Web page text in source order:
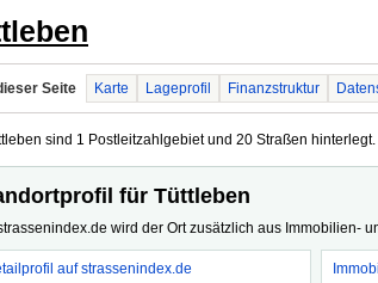
Seite Karte Lageprofil Finanzstruktur
sind 1 Postleitzahlgebiet und 20 Straßen hinterlegt.
für Tüttleben
wird der Ort zusätzlich aus Immobilien-
auf strassenindex.de